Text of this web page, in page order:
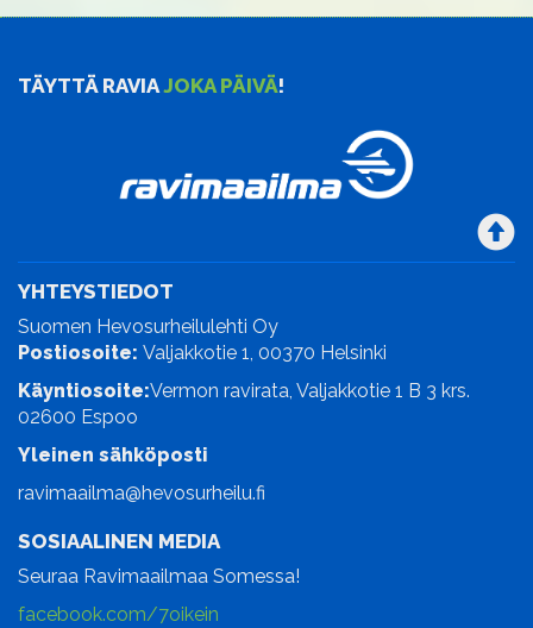
TÄYTTÄ RAVIAJOKA PÄIVÄ!
YHTEYSTIEDOT
Suomen Hevosurheilulehti Oy
Postiosoite: Valjakkotie 1, 00370 Helsinki
Käyntiosoite:Vermon ravirata, Valjakkotie 1 B 3 krs.
02600 Espoo
Yleinen sähköposti
ravimaailma@hevosurheilu.fi
SOSIAALINEN MEDIA
Seuraa Ravimaailmaa Somessa!
facebook.com/7oikein